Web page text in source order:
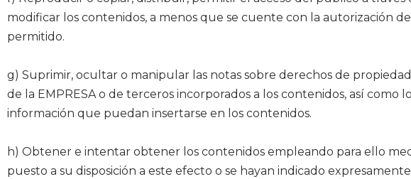
modificar los contenidos, a menos que se cuente con la autorización
permitido.
g) Suprimir, ocultar o manipular las notas sobre derechos de
de la EMPRESA o de terceros incorporados a los contenidos, así
información que puedan insertarse en los contenidos.
h) Obtener e intentar obtener los contenidos empleando para ello
puesto a su disposición a este efecto o se hayan indicado